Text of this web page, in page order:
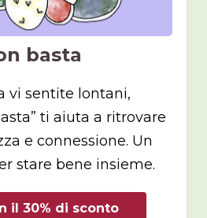
basta
vi sentite lontani,
ti aiuta a ritrovare
e connessione. Un
stare bene insieme.
il 30% di sconto